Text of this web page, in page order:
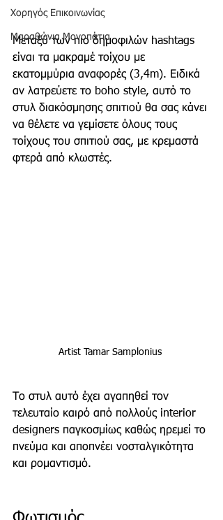
Χορηγός Επικοινωνίας
Μαραθώνια Μονοπάτια
Μεταξύ των πιο δημοφιλών hashtags
είναι τα μακραμέ τοίχου με
εκατομμύρια αναφορές (3,4m). Ειδικά
αν λατρεύετε το boho style, αυτό το
στυλ διακόσμησης σπιτιού θα σας κάνει
να θέλετε να γεμίσετε όλους τους
τοίχους του σπιτιού σας, με κρεμαστά
φτερά από κλωστές.
Artist Tamar Samplonius
Το στυλ αυτό έχει αγαπηθεί τον
τελευταίο καιρό από πολλούς interior
designers παγκοσμίως καθώς ηρεμεί το
πνεύμα και αποπνέει νοσταλγικότητα
και ρομαντισμό.